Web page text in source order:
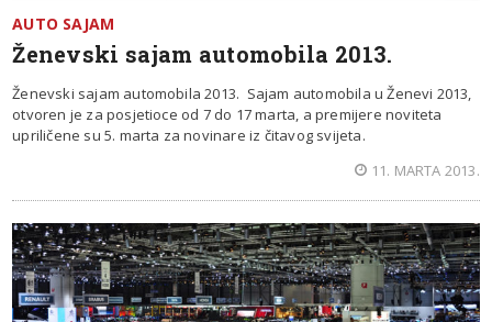
AUTO SAJAM
Ženevski sajam automobila 2013.
Ženevski sajam automobila 2013. Sajam automobila u Ženevi 2013,
otvoren je za posjetioce od 7 do 17 marta, a premijere noviteta
upriličene su 5. marta za novinare iz čitavog svijeta.
11. MARTA 2013.